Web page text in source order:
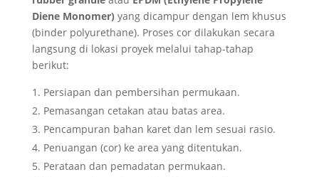
Diene Monomer) yang dicampur dengan lem khusus
(binder polyurethane). Proses cor dilakukan secara
langsung di lokasi proyek melalui tahap-tahap
berikut:
Persiapan dan pembersihan permukaan.
Pemasangan cetakan atau batas area.
Pencampuran bahan karet dan lem sesuai rasio.
Penuangan (cor) ke area yang ditentukan.
Perataan dan pemadatan permukaan.